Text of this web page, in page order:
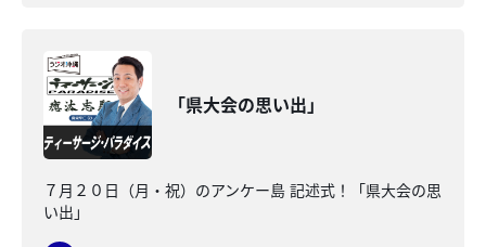
「県大会の思い出」
７月２０日（月・祝）のアンケー島 記述式！「県大会の思
い出」